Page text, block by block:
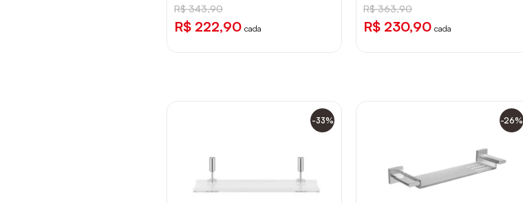
R$ 343,90
R$ 222,90 cada
R$ 363,90
R$ 230,90 cada
-33% -26%